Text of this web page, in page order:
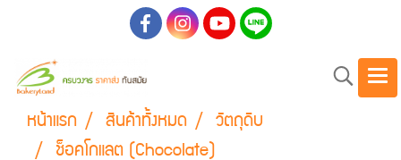
หน้าแรก สินค้าทั้งหมด วัตถุดิบ
ช็อคโกแลต (Chocolate)